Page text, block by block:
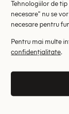
Bluza Zara,
RRP:
S M
Tehnologiilor de
necesare" nu se
necesare pentru
Pentru mai multe
confidențialitate.